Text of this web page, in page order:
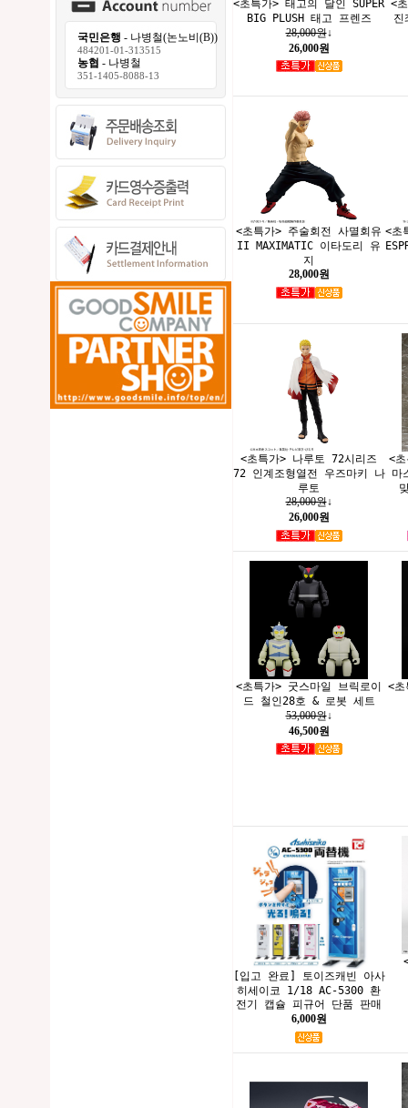
국민은행 - 나병철(논노비(B))
484201-01-313515
농협 - 나병철
351-1405-8088-13
<초특가> 태고의 달인 SUPER
BIG PLUSH 태고 프렌즈
28,000원↓
26,000원
<
<초특가> 주술회전 사멸회유
II MAXIMATIC 이타도리 유
지
28,000원
<초
<초특가> 나루토 72시리즈
72 인계조형열전 우즈마키 나
루토
28,000원↓
26,000원
<
마
<초특가> 굿스마일 브릭로이
드 철인28호 & 로봇 세트
53,000원↓
46,500원
<
[입고 완료] 토이즈캐빈 아사
히세이코 1/18 AC-5300 환
전기 캡슐 피규어 단품 판매
6,000원